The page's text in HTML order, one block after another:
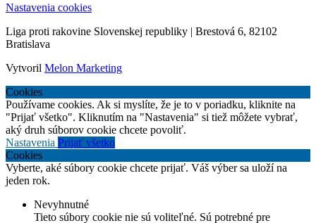
Nastavenia cookies
Liga proti rakovine Slovenskej republiky | Brestová 6, 82102
Bratislava
Vytvoril Melon Marketing
Cookies
Používame cookies. Ak si myslíte, že je to v poriadku, kliknite na
"Prijať všetko". Kliknutím na "Nastavenia" si tiež môžete vybrať,
aký druh súborov cookie chcete povoliť.
Nastavenia Prijať všetko
Cookies
Vyberte, aké súbory cookie chcete prijať. Váš výber sa uloží na
jeden rok.
Nevyhnutné
Tieto súbory cookie nie sú voliteľné. Sú potrebné pre